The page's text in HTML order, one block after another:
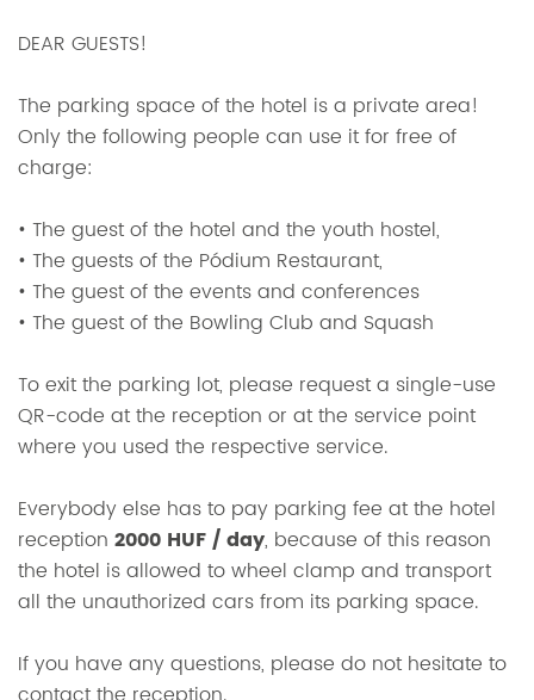
DEAR GUESTS!
The parking space of the hotel is a private area!
Only the following people can use it for free of
charge:
• The guest of the hotel and the youth hostel,
• The guests of the Pódium Restaurant,
• The guest of the events and conferences
• The guest of the Bowling Club and Squash
To exit the parking lot, please request a single-use
QR-code at the reception or at the service point
where you used the respective service.
Everybody else has to pay parking fee at the hotel
reception 2000 HUF / day, because of this reason
the hotel is allowed to wheel clamp and transport
all the unauthorized cars from its parking space.
If you have any questions, please do not hesitate to